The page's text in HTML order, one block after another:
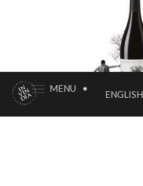
MENU •
ENGLISH